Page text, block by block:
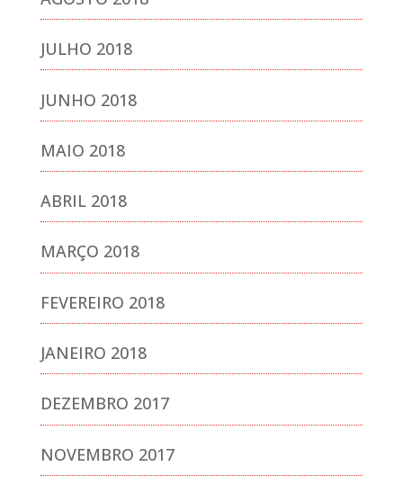
JULHO 2018
JUNHO 2018
MAIO 2018
ABRIL 2018
MARÇO 2018
FEVEREIRO 2018
JANEIRO 2018
DEZEMBRO 2017
NOVEMBRO 2017